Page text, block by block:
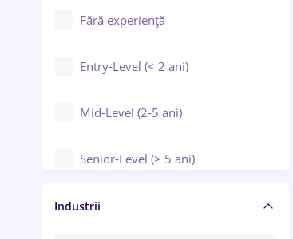
Fără experiență
Entry-Level (< 2 ani)
Mid-Level (2-5 ani)
Senior-Level (> 5 ani)
Manager / Executiv
Industrii